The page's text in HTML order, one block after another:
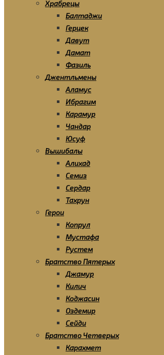
Храбрецы
Балтаджи
Герцек
Давут
Дамат
Фазиль
Джентльмены
Аламус
Ибрагим
Карамур
Чандар
Юсуф
Вышибалы
Алихад
Семиз
Сердар
Тахрун
Герои
Копрул
Мустафа
Рустем
Братство Пятерых
Джамур
Килич
Коджасин
Оздемир
Сейди
Братство Четверых
Карахмет